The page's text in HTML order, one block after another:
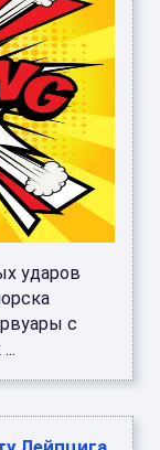
ударов
с